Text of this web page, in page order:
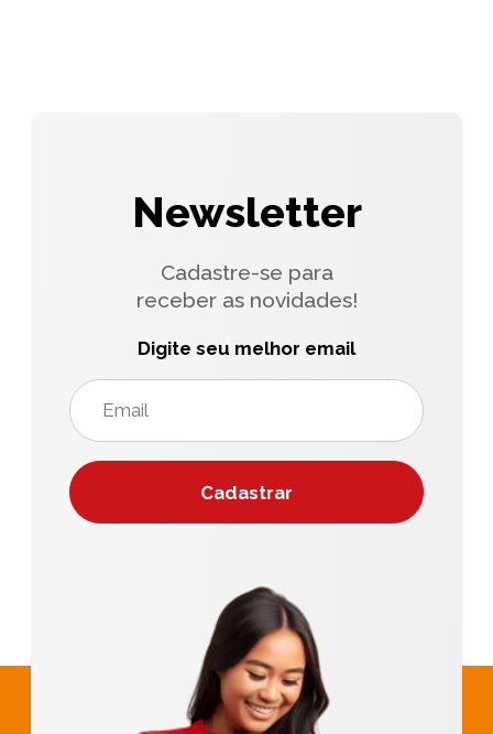
Newsletter
Cadastre-se para
receber as novidades!
Digite seu melhor email